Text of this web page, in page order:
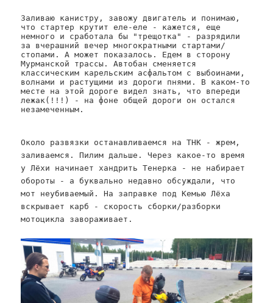
Заливаю канистру, завожу двигатель и понимаю,
что стартер крутит еле-еле - кажется, еще
немного и сработала бы "трещотка" - разрядили
за вчерашний вечер многократными стартами/
стопами. А может показалось. Едем в сторону
Мурманской трассы. Автобан сменяется
классическим карельским асфальтом с выбоинами,
волнами и растущими из дороги пнями. В каком-то
месте на этой дороге видел знать, что впереди
лежак(!!!) - на фоне общей дороги он остался
незамеченным.
Около развязки останавливаемся на ТНК - жрем,
заливаемся. Пилим дальше. Через какое-то время
у Лёхи начинает хандрить Тенерка - не набирает
обороты - а буквально недавно обсуждали, что
мот неубиваемый. На заправке под Кемью Лёха
вскрывает карб - скорость сборки/разборки
мотоцикла завораживает.